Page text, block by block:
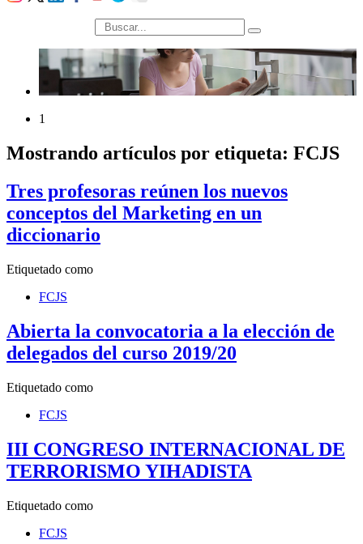
búsqueda
1
Mostrando artículos por etiqueta: FCJS
Tres profesoras reúnen los nuevos
conceptos del Marketing en un
diccionario
Etiquetado como
FCJS
Abierta la convocatoria a la elección de
delegados del curso 2019/20
Etiquetado como
FCJS
III CONGRESO INTERNACIONAL DE
TERRORISMO YIHADISTA
Etiquetado como
FCJS